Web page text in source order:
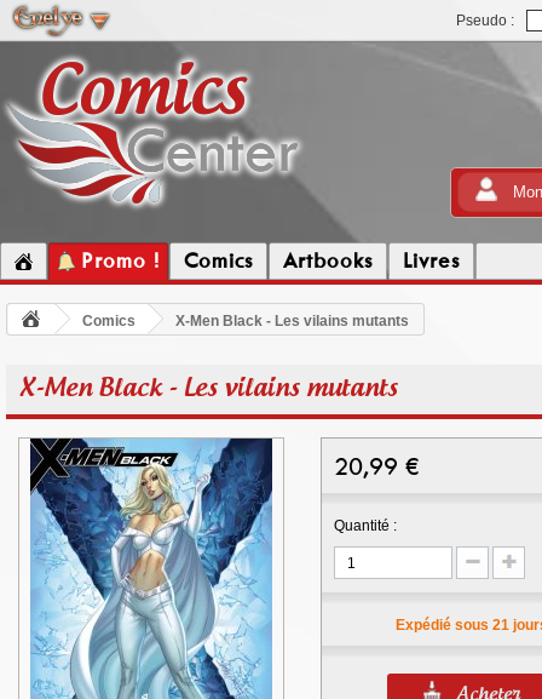
Pseudo :
Promo ! Comics Artbooks Livres
Comics X-Men Black - Les vilains mutants
X-Men Black - Les vilains mutants
20,99 €
Quantité :
Expédié sous 21